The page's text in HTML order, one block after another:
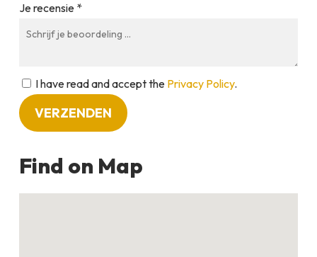
Je recensie *
I have read and accept the Privacy Policy.
Find on Map